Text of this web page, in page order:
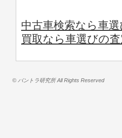
中古車検索なら車選
買取なら車選びの
© バントラ研究所 All Rights Reserved